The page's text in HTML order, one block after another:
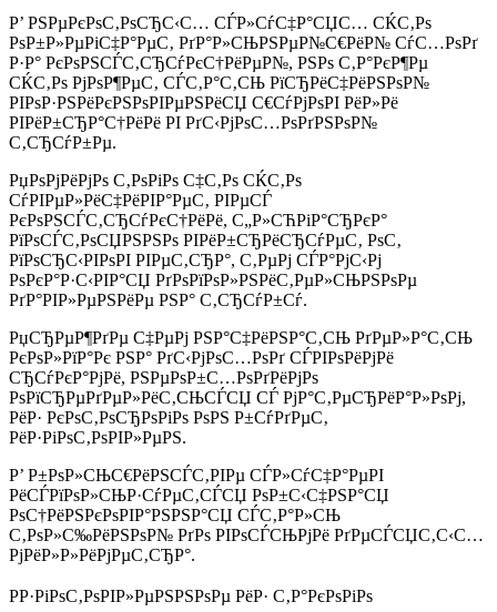
Р’ РЅРµРєРѕС‚РѕСЂС‹С… СЃР»СѓС‡Р°СЏС… СЌС‚Рѕ
РѕР±Р»РµРіС‡Р°РµС‚ РґР°Р»СЊРЅРµР№С€РёР№ СѓС…РѕРґ
Р·Р° РєРѕРЅСЃС‚СЂСѓРєС†РёРµР№, РЅРѕ С‚Р°РєР¶Рµ
СЌС‚Рѕ РјРѕР¶РµС‚ СЃС‚Р°С‚СЊ РїСЂРёС‡РёРЅРѕР№
РІРѕР·РЅРёРєРЅРѕРІРµРЅРёСЏ С€СѓРјРѕРІ РёР»Рё
РІРёР±СЂР°С†РёРё РІ РґС‹РјРѕС…РѕРґРЅРѕР№
С‚СЂСѓР±Рµ.
РџРѕРјРёРјРѕ С‚РѕРіРѕ С‡С‚Рѕ СЌС‚Рѕ
СѓРІРµР»РёС‡РёРІР°РµС‚ РІРµСЃ
РєРѕРЅСЃС‚СЂСѓРєС†РёРё, С„Р»СЋРіР°СЂРєР°
РїРѕСЃС‚РѕСЏРЅРЅРѕ РІРёР±СЂРёСЂСѓРµС‚ РѕС‚
РїРѕСЂС‹РІРѕРІ РІРµС‚СЂР°, С‚РµРј СЃР°РјС‹Рј
РѕРєР°Р·С‹РІР°СЏ РґРѕРїРѕР»РЅРёС‚РµР»СЊРЅРѕРµ
РґР°РІР»РµРЅРёРµ РЅР° С‚СЂСѓР±Сѓ.
РџСЂРµР¶РґРµ С‡РµРј РЅР°С‡РёРЅР°С‚СЊ РґРµР»Р°С‚СЊ
РєРѕР»РїР°Рє РЅР° РґС‹РјРѕС…РѕРґ СЃРІРѕРёРјРё
СЂСѓРєР°РјРё, РЅРµРѕР±С…РѕРґРёРјРѕ
РѕРїСЂРµРґРµР»РёС‚СЊСЃСЏ СЃ РјР°С‚РµСЂРёР°Р»РѕРј,
РёР· РєРѕС‚РѕСЂРѕРіРѕ РѕРЅ Р±СѓРґРµС‚
РёР·РіРѕС‚РѕРІР»РµРЅ.
Р’ Р±РѕР»СЊС€РёРЅСЃС‚РІРµ СЃР»СѓС‡Р°РµРІ
РёСЃРїРѕР»СЊР·СѓРµС‚СЃСЏ РѕР±С‹С‡РЅР°СЏ
РѕС†РёРЅРєРѕРІР°РЅРЅР°СЏ СЃС‚Р°Р»СЊ
С‚РѕР»С‰РёРЅРѕР№ РґРѕ РІРѕСЃСЊРјРё РґРµСЃСЏС‚С‹С…
РјРёР»Р»РёРјРµС‚СЂР°.
РР·РіРѕС‚РѕРІР»РµРЅРЅРѕРµ РёР· С‚Р°РєРѕРіРѕ